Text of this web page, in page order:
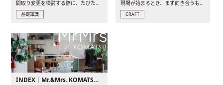
間取り変更を検討する際に、たびたび皆さんの頭を悩ませる動か..
基礎知識
現場が始まるとき、まず向き合うものの一つがコンセントです..
CRAFT
INDEX｜Mr.&Mrs. KOMATSU renovation diary